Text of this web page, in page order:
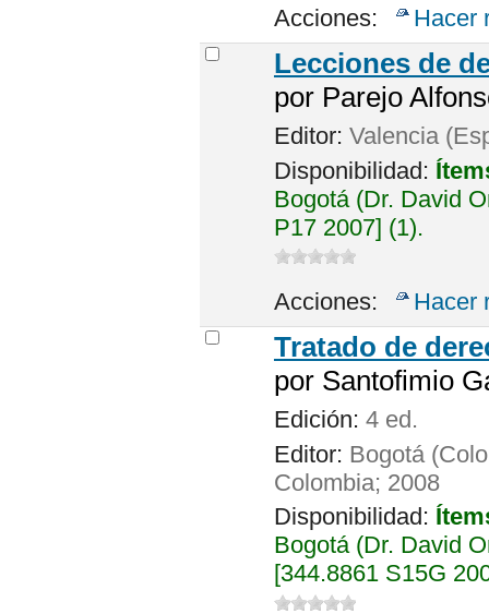
Acciones: Hacer
Lecciones de
por Parejo
Editor: Valencia
Disponibilidad:
Bogotá (Dr. David
P17 2007] (1).
Acciones: Hacer
Tratado de
por Santofimio
Edición: 4 ed.
Editor: Bogotá
Colombia; 2008
Disponibilidad:
Bogotá (Dr. David
[344.8861 S15G